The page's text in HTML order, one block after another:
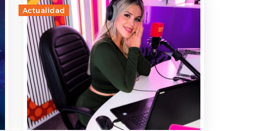
Actualidad